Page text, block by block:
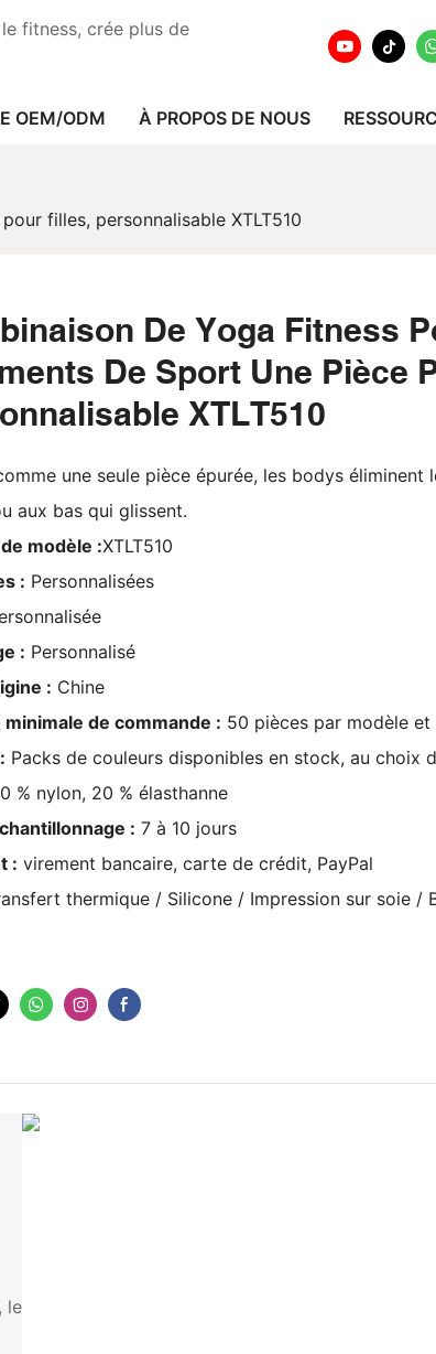
fitness, crée plus de
OEM/ODM À PROPOS DE NOUS
filles, personnalisable XTLT510
De Yoga Fitness
De Sport Une Pièce
XTLT510
une seule pièce épurée, les bodys éliminent
aux bas qui glissent.
modèle :XTLT510
: Personnalisées
: Personnalisé
: Chine
de commande : 50 pièces par modèle
Packs de couleurs disponibles en stock, au choix
% nylon, 20 % élasthanne
: 7 à 10 jours
: virement bancaire, carte de crédit, PayPal
thermique / Silicone / Impression sur soie /
le